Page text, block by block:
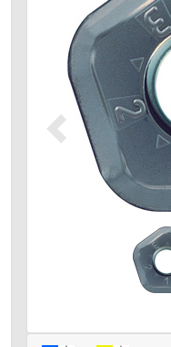
Précédent